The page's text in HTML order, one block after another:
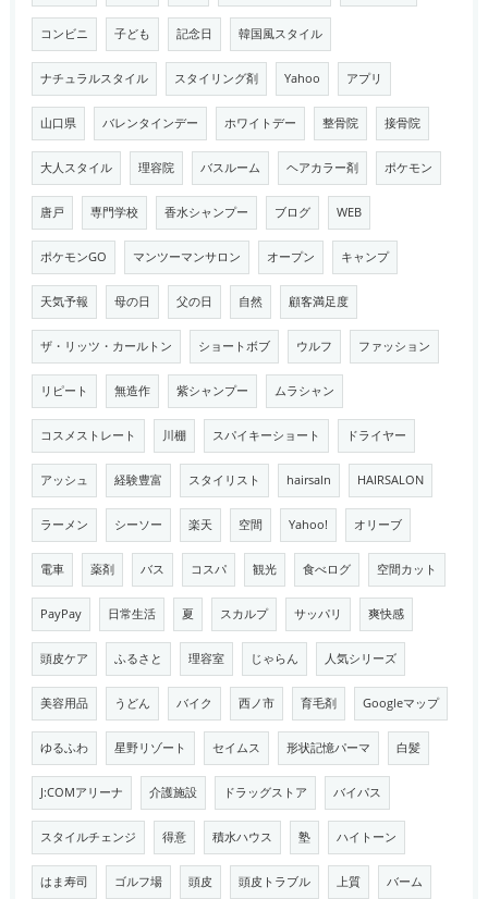
コンビニ 子ども 記念日 韓国風スタイル
ナチュラルスタイル スタイリング剤 Yahoo アプリ
山口県 バレンタインデー ホワイトデー 整骨院 接骨院
大人スタイル 理容院 バスルーム ヘアカラー剤 ポケモン
唐戸 専門学校 香水シャンプー ブログ WEB
ポケモンGO マンツーマンサロン オープン キャンプ
天気予報 母の日 父の日 自然 顧客満足度
ザ・リッツ・カールトン ショートボブ ウルフ ファッション
リピート 無造作 紫シャンプー ムラシャン
コスメストレート 川棚 スパイキーショート ドライヤー
アッシュ 経験豊富 スタイリスト hairsaln HAIRSALON
ラーメン シーソー 楽天 空間 Yahoo! オリーブ
電車 薬剤 バス コスパ 観光 食べログ 空間カット
PayPay 日常生活 夏 スカルプ サッパリ 爽快感
頭皮ケア ふるさと 理容室 じゃらん 人気シリーズ
美容用品 うどん バイク 西ノ市 育毛剤 Googleマップ
ゆるふわ 星野リゾート セイムス 形状記憶パーマ 白髪
J:COMアリーナ 介護施設 ドラッグストア バイパス
スタイルチェンジ 得意 積水ハウス 塾 ハイトーン
はま寿司 ゴルフ場 頭皮 頭皮トラブル 上質 バーム